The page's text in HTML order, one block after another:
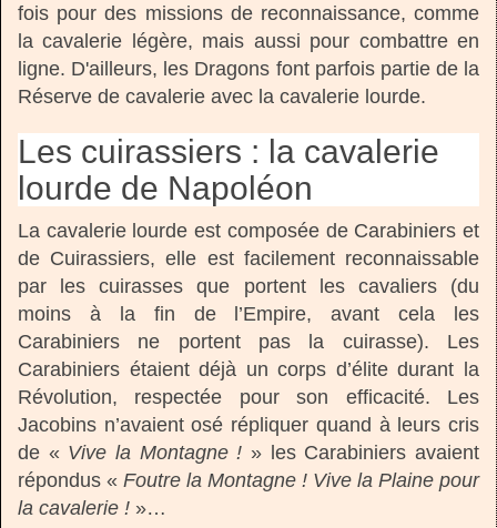
fois pour des missions de reconnaissance, comme
la cavalerie légère, mais aussi pour combattre en
ligne. D'ailleurs, les Dragons font parfois partie de la
Réserve de cavalerie avec la cavalerie lourde.
Les cuirassiers : la cavalerie
lourde de Napoléon
La cavalerie lourde est composée de Carabiniers et
de Cuirassiers, elle est facilement reconnaissable
par les cuirasses que portent les cavaliers (du
moins à la fin de l’Empire, avant cela les
Carabiniers ne portent pas la cuirasse). Les
Carabiniers étaient déjà un corps d’élite durant la
Révolution, respectée pour son efficacité. Les
Jacobins n’avaient osé répliquer quand à leurs cris
de « Vive la Montagne ! » les Carabiniers avaient
répondus « Foutre la Montagne ! Vive la Plaine pour
la cavalerie ! »…